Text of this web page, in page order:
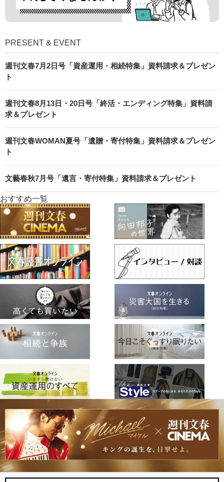
PRESENT & EVENT
週刊文春7月2日号「資産運用・相続特集」資料請求＆プレゼン
ト
週刊文春8月13日・20日号「終活・エンディング特集」資料請
求＆プレゼント
週刊文春WOMAN夏号「遺贈・寄付特集」資料請求＆プレゼン
ト
文藝春秋7月号「遺言・寄付特集」資料請求＆プレゼント
おすすめ一覧